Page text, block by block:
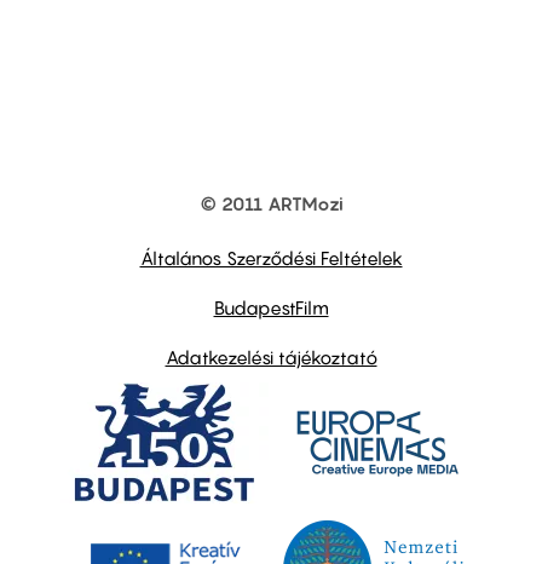
© 2011 ARTMozi
Általános Szerződési Feltételek
BudapestFilm
Adatkezelési tájékoztató